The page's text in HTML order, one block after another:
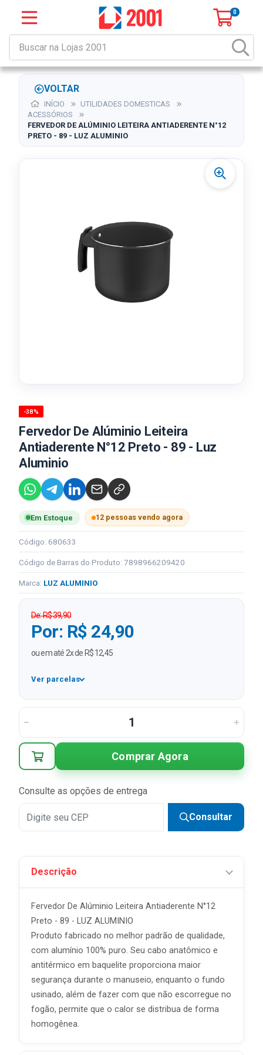
0
VOLTAR
INÍCIO
UTILIDADES DOMESTICAS
ACESSÓRIOS
FERVEDOR DE ALÚMINIO LEITEIRA ANTIADERENTE N°12
PRETO - 89 - LUZ ALUMINIO
-38%
Fervedor De Alúminio Leiteira
Antiaderente N°12 Preto - 89 - Luz
Aluminio
Em Estoque 12 pessoas vendo agora
Código: 680633
Código de Barras do Produto: 7898966209420
Marca: LUZ ALUMINIO
De: R$ 39,90
Por: R$ 24,90
ou em até 2x de R$ 12,45
Ver parcelas
1x R$ 24,90
Comprar Agora
Consulte as opções de entrega
Consultar
Descrição
Fervedor De Alúminio Leiteira Antiaderente N°12
Preto - 89 - LUZ ALUMINIO
Produto fabricado no melhor padrão de qualidade,
com alumínio 100% puro. Seu cabo anatômico e
antitérmico em baquelite proporciona maior
segurança durante o manuseio, enquanto o fundo
usinado, além de fazer com que não escorregue no
fogão, permite que o calor se distribua de forma
homogênea.